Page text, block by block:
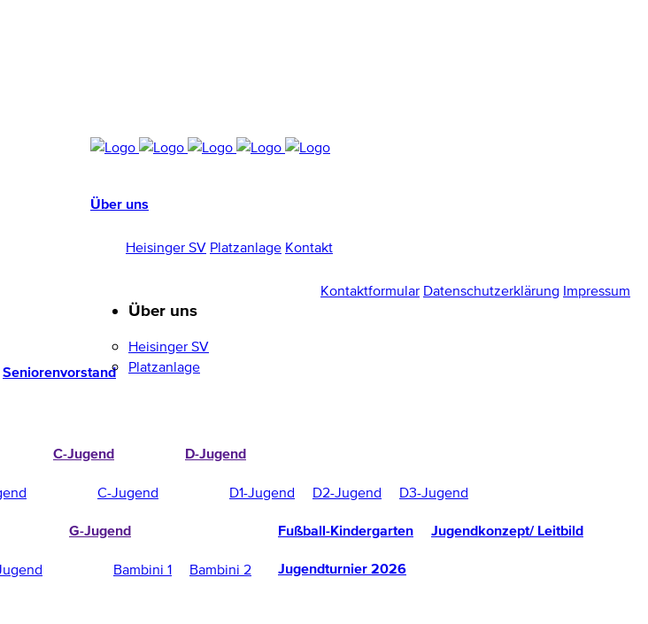
Über uns
Heisinger SV Platzanlage Kontakt
Kontaktformular Datenschutzerklärung Impressum
Seniorenvorstand
C-Jugend
C-Jugend
D-Jugend
D1-Jugend D2-Jugend D3-Jugend
G-Jugend
Bambini 1 Bambini 2
Fußball-Kindergarten Jugendkonzept/ Leitbild
Jugendturnier 2026
Über uns
Heisinger SV
Platzanlage